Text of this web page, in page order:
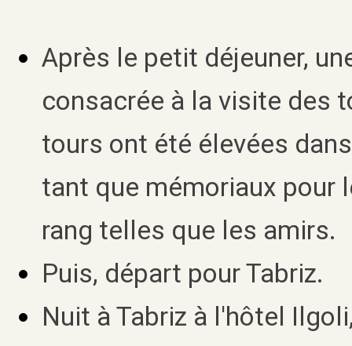
Après le petit déjeuner,
consacrée à la visite des
tours ont été élevées
tant que mémoriaux pour
rang telles que les amirs.
Puis, départ pour Tabriz.
Nuit à Tabriz à l'hôtel